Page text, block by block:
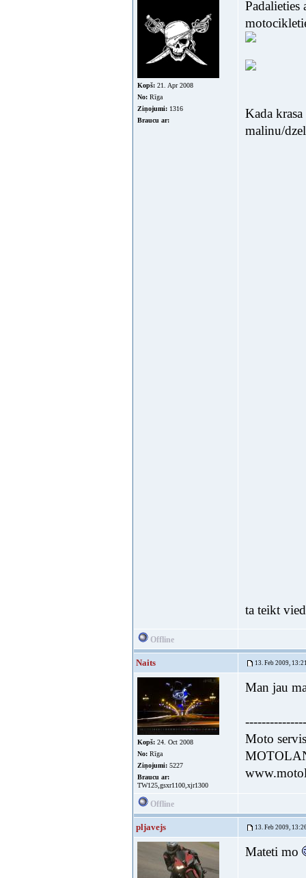
Kopš: 21. Apr 2008
No: Rīga
Ziņojumi: 1316
Braucu ar:
Padalieties
Kada
malinu/
ta teikt
Offline
Naits 13. Feb 2009,
Kopš: 24. Oct 2008
No: Rīga
Ziņojumi: 5227
Braucu ar:
TW125,gsxr1100,xjr1300
Man jau
Moto
Offline
pljavejs 13. Feb 2009,
Mateti mo